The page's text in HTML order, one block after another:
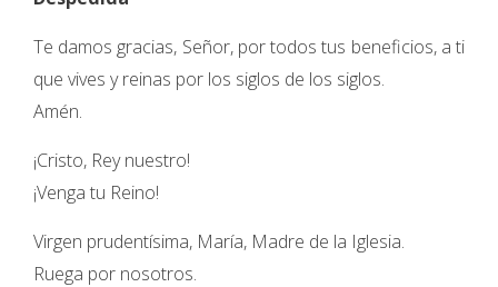
Te damos gracias, Señor, por todos tus beneficios, a ti
que vives y reinas por los siglos de los siglos.
Amén.
¡Cristo, Rey nuestro!
¡Venga tu Reino!
Virgen prudentísima, María, Madre de la Iglesia.
Ruega por nosotros.